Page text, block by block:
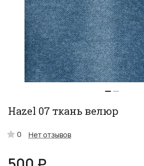
Hazel 07 ткань велюр
0 Нет отзывов